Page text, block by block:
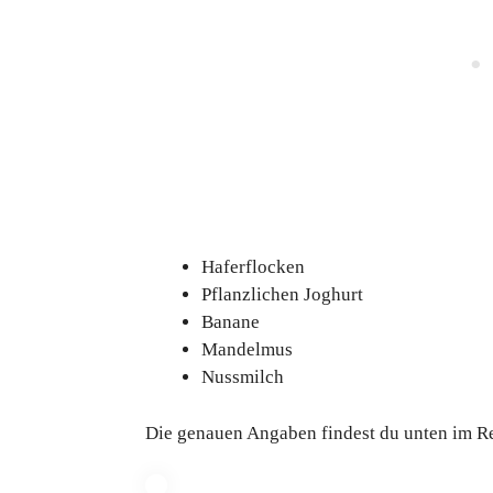
Haferflocken
Pflanzlichen Joghurt
Banane
Mandelmus
Nussmilch
Die genauen Angaben findest du unten im